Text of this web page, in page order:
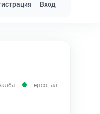
Вход
персонал